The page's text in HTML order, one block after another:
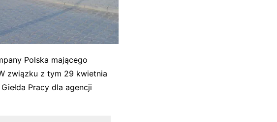
Polska mającego
związku z tym 29 kwietnia
Pracy dla agencji